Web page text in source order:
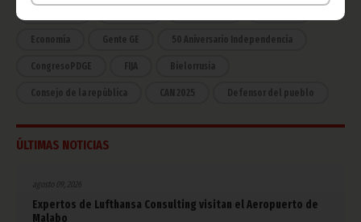
COVID-19 Cultura
Economía Gente GE 50 Aniversario Independencia
CongresoPDGE FIJA Bielorrusia
Consejo de la república CAN 2025 Defensor del pueblo
ÚLTIMAS NOTICIAS
agosto 09, 2026
Expertos de Lufthansa Consulting visitan el Aeropuerto de
Malabo